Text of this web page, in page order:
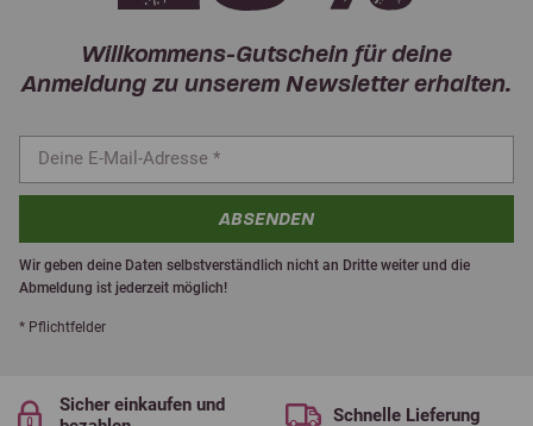
Willkommens-Gutschein für deine
Anmeldung zu unserem Newsletter erhalten.
ABSENDEN
Wir geben deine Daten selbstverständlich nicht an Dritte weiter und die
Abmeldung ist jederzeit möglich!
* Pflichtfelder
Sicher einkaufen und
Schnelle Lieferung